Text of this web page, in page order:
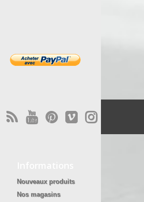
Nouveaux produits
Nos magasins